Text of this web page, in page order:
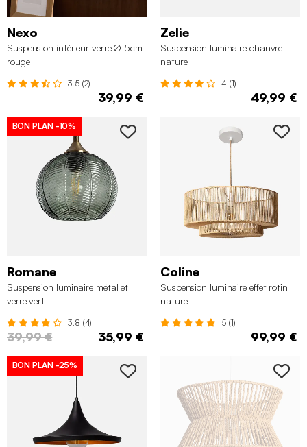
Nexo
Suspension intérieur verre Ø15cm
rouge
3.5 (2)
39,99 €
Zelie
Suspension luminaire chanvre
naturel
4 (1)
49,99 €
BON PLAN -10%
Romane
Suspension luminaire métal et
verre vert
3.8 (4)
39,99 € 35,99 €
Coline
Suspension luminaire effet rotin
naturel
5 (1)
99,99 €
BON PLAN -25%